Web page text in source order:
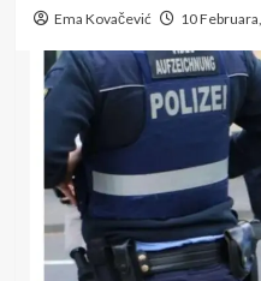
Ema Kovačević 10